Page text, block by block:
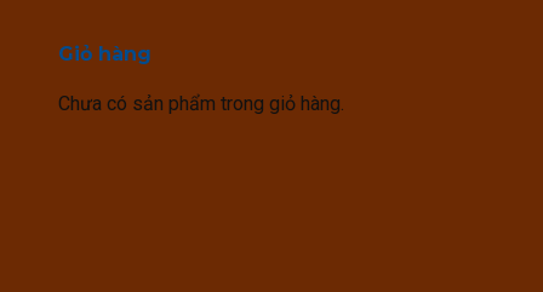
Giỏ hàng
Chưa có sản phẩm trong giỏ hàng.